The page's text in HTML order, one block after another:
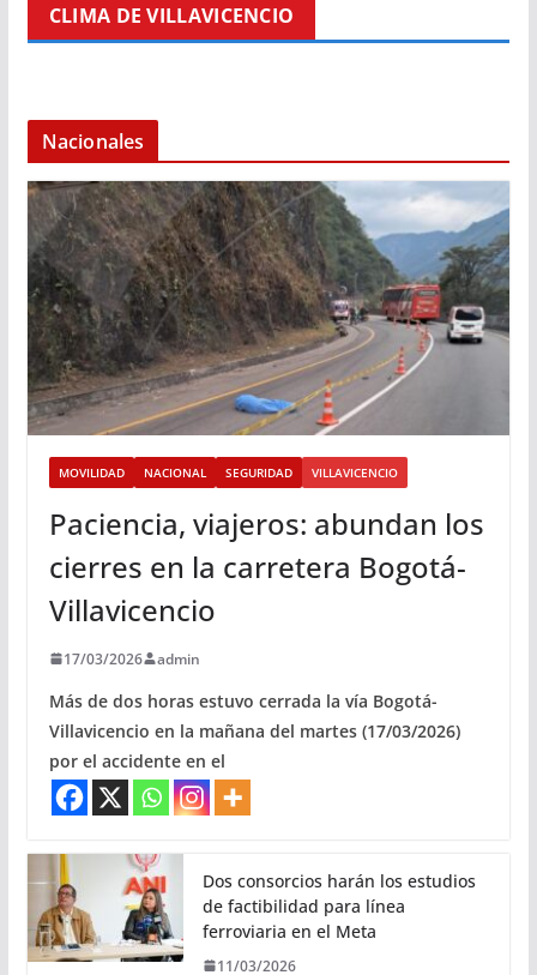
CLIMA DE VILLAVICENCIO
Nacionales
MOVILIDAD NACIONAL SEGURIDAD VILLAVICENCIO
Paciencia, viajeros: abundan los
cierres en la carretera Bogotá-
Villavicencio
17/03/2026 admin
Más de dos horas estuvo cerrada la vía Bogotá-
Villavicencio en la mañana del martes (17/03/2026)
por el accidente en el
Dos consorcios harán los estudios
de factibilidad para línea
ferroviaria en el Meta
11/03/2026